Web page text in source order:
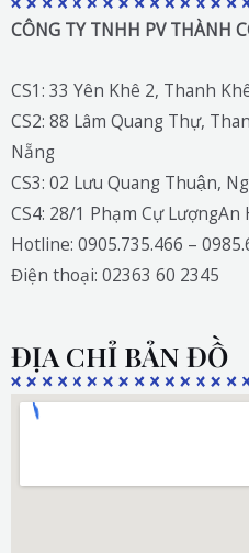
CÔNG TY TNHH PV THÀNH
CS1: 33 Yên Khê 2, Thanh
CS2: 88 Lâm Quang Thự,
Nẵng
CS3: 02 Lưu Quang Thuận,
CS4: 28/1 Phạm Cự
Hotline: 0905.735.466 –
Điện thoại: 02363 60 2345
ĐỊA CHỈ BẢN ĐỒ